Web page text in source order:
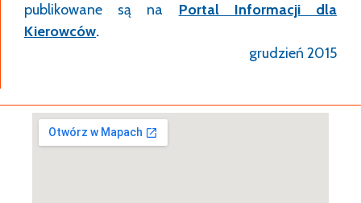
publikowane są na Portal Informacji dla
Kierowców.
grudzień 2015